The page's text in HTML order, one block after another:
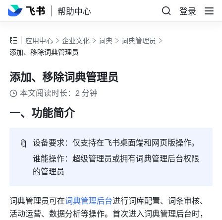
帮助中心 登录
应用中心 企业文化 词典
词典管理员
添加、移除词典管理员
添加、移除词典管理员
本文阅读时长：2 分钟
一、功能简介
🔖
设备要求：仅支持在飞书桌面端和网页版操作。
谁能操作：超级管理员或拥有词典管理后台权限
的管理员
词典管理员可在词典管理后台进行词库配置、词条审核、
活动运营、数据分析等操作。首次进入词典管理后台时，